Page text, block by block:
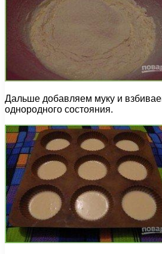
Дальше добавляем муку и
однородного состояния.